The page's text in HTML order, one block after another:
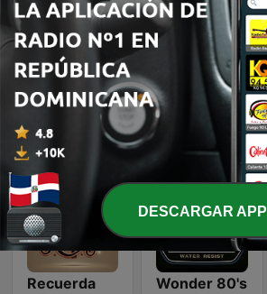
Beam FM - Adult Hits Country Vibes
Recuerda Wonder 80's
DESCARGAR APP